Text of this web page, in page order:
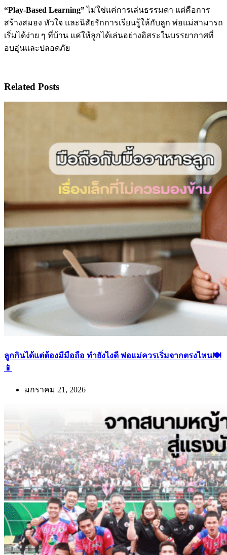
“Play-Based Learning”ไม่ใช่แค่การเล่นธรรมดา แต่คือการ
สร้างสมอง หัวใจ และนิสัยรักการเรียนรู้ให้กับลูก พ่อแม่สามารถ
เริ่มได้ง่าย ๆ ที่บ้าน แค่ให้ลูกได้เล่นอย่างอิสระในบรรยากาศที่
อบอุ่นและปลอดภัย
Related Posts
ลูกกินได้แต่ต้องมีมือถือ ทำยังไงดี พ่อแม่ควรเริ่มจากตรงไหน🍽️
📱
มกราคม 21, 2026